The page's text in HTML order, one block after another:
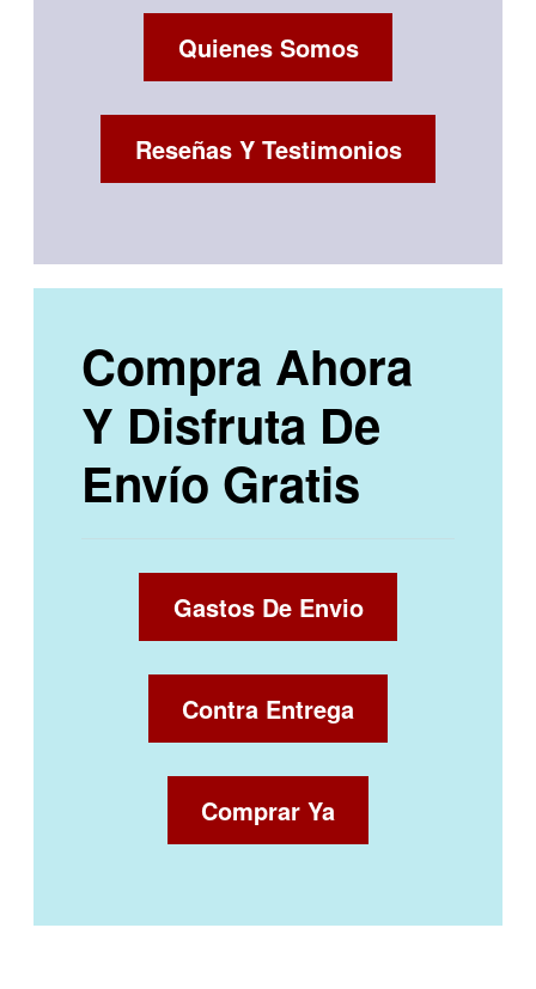
Quienes Somos
Reseñas Y Testimonios
Compra Ahora
Y Disfruta De
Envío Gratis
Gastos De Envio
Contra Entrega
Comprar Ya